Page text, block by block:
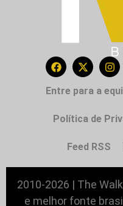
Entre para a
Política de
Feed RSS
2010-2026 | The
e melhor fonte